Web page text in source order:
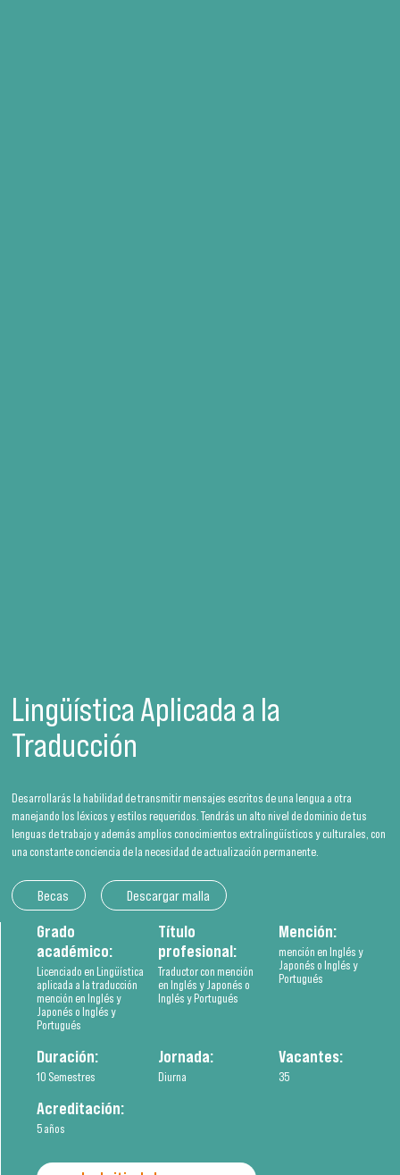
Lingüística Aplicada a la
Traducción
Desarrollarás la habilidad de transmitir mensajes escritos de una lengua a otra
manejando los léxicos y estilos requeridos. Tendrás un alto nivel de dominio de tus
lenguas de trabajo y además amplios conocimientos extralingüísticos y culturales, con
una constante conciencia de la necesidad de actualización permanente.
Becas Descargar malla
Grado
académico:
Licenciado en Lingüística
aplicada a la traducción
mención en Inglés y
Japonés o Inglés y
Portugués
Título
profesional:
Traductor con mención
en Inglés y Japonés o
Inglés y Portugués
Mención:
mención en Inglés y
Japonés o Inglés y
Portugués
Duración:
10 Semestres
Jornada:
Diurna
Vacantes:
35
Acreditación:
5 años